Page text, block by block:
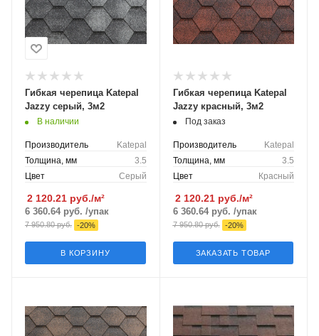
Гибкая черепица Katepal
Jazzy серый, 3м2
В наличии
Производитель
Katepal
Толщина, мм
3.5
Цвет
Серый
2 120.21 руб./м²
6 360.64 руб. /упак
7 950.80руб. -20%
В КОРЗИНУ
Гибкая черепица Katepal
Jazzy красный, 3м2
Под заказ
Производитель
Katepal
Толщина, мм
3.5
Цвет
Красный
2 120.21 руб./м²
6 360.64руб. /упак
7 950.80руб. -20%
ЗАКАЗАТЬ ТОВАР